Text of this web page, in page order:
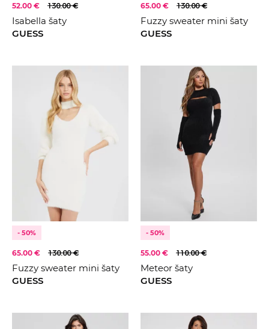
52.00 € 130.00 €
Isabella šaty
GUESS
65.00 € 130.00 €
Fuzzy sweater mini šaty
GUESS
- 50%
65.00 € 130.00 €
Fuzzy sweater mini šaty
GUESS
- 50%
55.00 € 110.00 €
Meteor šaty
GUESS